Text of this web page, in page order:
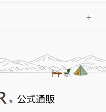
公式通販